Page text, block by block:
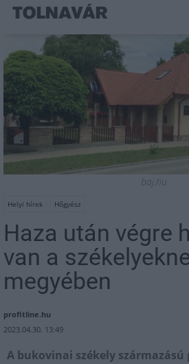
baj.hu
Helyi hírek Hőgyész
Haza után végre
van a
megyében
profitline.hu
2023.04.30. 13:49
A bukovinai székely